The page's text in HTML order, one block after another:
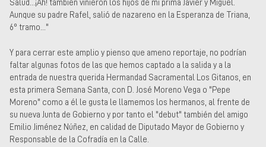
Salud...¡Ah! también vinieron los hijos de mi prima Javier y Miguel.
Aunque su padre Rafel, salió de nazareno en la Esperanza de Triana,
6º tramo..."
Y para cerrar este amplio y pienso que ameno reportaje, no podrían
faltar algunas fotos de las que hemos captado a la salida y a la
entrada de nuestra querida Hermandad Sacramental Los Gitanos, en
esta primera Semana Santa, con D. José Moreno Vega o "Pepe
Moreno" como a él le gusta le llamemos los hermanos, al frente de
su nueva Junta de Gobierno y por tanto el "debut" también del amigo
Emilio Jiménez Núñez, en calidad de Diputado Mayor de Gobierno y
Responsable de la Cofradía en la Calle.